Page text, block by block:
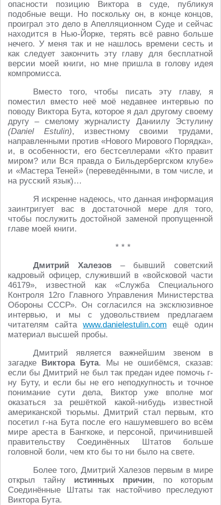
опасности позицию Виктора в суде, публикуя
подобные вещи. Но поскольку он, в конце концов,
проиграл это дело в Апелляционном Суде и сейчас
находится в Нью-Йорке, терять всё равно больше
нечего. У меня так и не нашлось времени сесть и
как следует закончить эту главу для бесплатной
версии моей книги, но мне пришла в голову идея
компромисса.
Вместо того, чтобы писать эту главу, я
поместил вместо неё моё недавнее интервью по
поводу Виктора Бута, которое я дал другому своему
другу – смелому журналисту Даниилу Эстулину
(Daniel Estulin), известному своими трудами,
направленными против «Нового Мирового Порядка»,
и, в особенности, его бестселлерами «Кто правит
миром? или Вся правда о Бильдербергском клубе»
и «Мастера Теней» (переведёнными, в том числе, и
на русский язык)…
Я искренне надеюсь, что данная информация
заинтригует вас в достаточной мере для того,
чтобы послужить достойной заменой пропущенной
главе моей книги.
* * *
Дмитрий Халезов– бывший советский
кадровый офицер, служивший в «войсковой части
46179», известной как «Служба Специального
Контроля 12го Главного Управления Министерства
Обороны СССР». Он согласился на эксклюзивное
интервью, и мы с удовольствием предлагаем
читателям сайта www.danielestulin.com ещё один
материал высшей пробы.
Дмитрий является важнейшим звеном в
загадке Виктора Бута. Мы не ошибёмся, сказав:
если бы Дмитрий не был так предан идее помочь г-
ну Буту, и если бы не его неподкупность и точное
понимание сути дела, Виктор уже вполне мог
оказаться за решёткой какой-нибудь известной
американской тюрьмы. Дмитрий стал первым, кто
посетил г-на Бута после его нашумевшего во всём
мире ареста в Бангкоке, и персоной, причинившей
правительству Соединённых Штатов больше
головной боли, чем кто бы то ни было на свете.
Более того, Дмитрий Халезов первым в мире
открыл тайну истинных причин, по которым
Соединённые Штаты так настойчиво преследуют
Виктора Бута.